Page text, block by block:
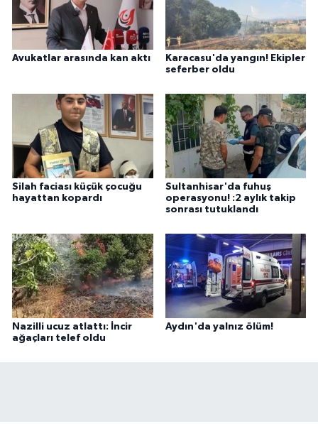
Avukatlar arasında kan aktı
Karacasu'da yangın! Ekipler
seferber oldu
Silah faciası küçük çocuğu
hayattan kopardı
Sultanhisar'da fuhuş
operasyonu! :2 aylık takip
sonrası tutuklandı
Nazilli ucuz atlattı: İncir
ağaçları telef oldu
Aydın'da yalnız ölüm!